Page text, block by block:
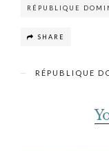
RÉPUBLIQUE
SHARE
RÉPUBLIQUE